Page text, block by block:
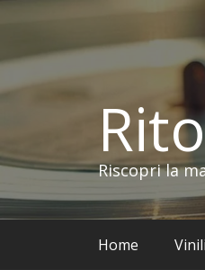
contenuto
Riscopri la
Home Vinili